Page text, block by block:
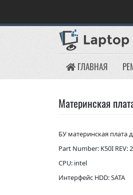
content
ГЛАВНАЯ
Материнская
БУ материнская плата
Part Number: K50I REV:
CPU: intel
Интерфейс HDD: SATA